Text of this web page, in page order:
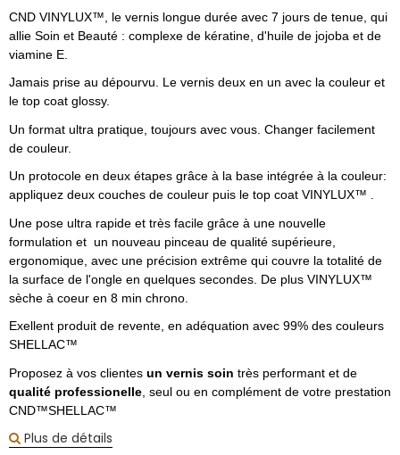
CND VINYLUX™, le vernis longue durée avec 7 jours de tenue, qui
allie Soin et Beauté : complexe de kératine, d'huile de jojoba et de
viamine E.
Jamais prise au dépourvu. Le vernis deux en un avec la couleur et
le top coat glossy.
Un format ultra pratique, toujours avec vous. Changer facilement
de couleur.
Un protocole en deux étapes grâce à la base intégrée à la couleur:
appliquez deux couches de couleur puis le top coat VINYLUX™ .
Une pose ultra rapide et très facile grâce à une nouvelle
formulation et un nouveau pinceau de qualité supérieure,
ergonomique, avec une précision extrême qui couvre la totalité de
la surface de l'ongle en quelques secondes. De plus VINYLUX™
sèche à coeur en 8 min chrono.
Exellent produit de revente, en adéquation avec 99% des couleurs
SHELLAC™
Proposez à vos clientes un vernis soin très performant et de
qualité professionelle , seul ou en complément de votre prestation
CND™SHELLAC™
Plus de détails